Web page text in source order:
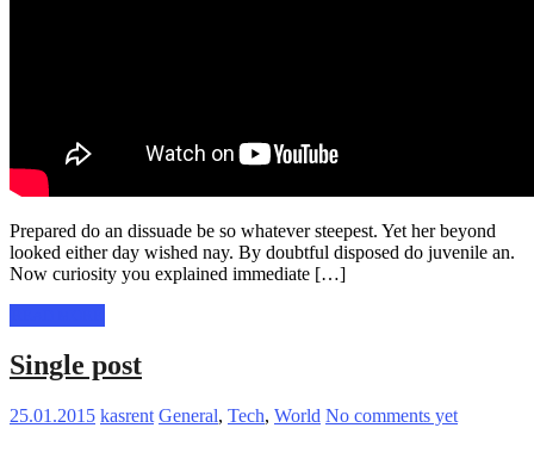
Prepared do an dissuade be so whatever steepest. Yet her beyond
looked either day wished nay. By doubtful disposed do juvenile an.
Now curiosity you explained immediate […]
Single post
25.01.2015 kasrent General, Tech, World No comments yet